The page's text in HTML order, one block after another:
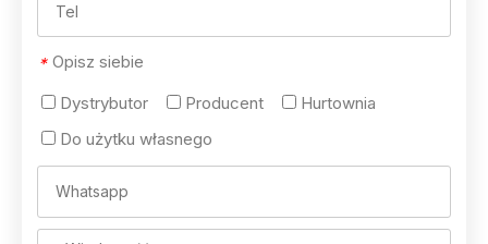
* Opisz siebie
Dystrybutor
Producent
Hurtownia
Do użytku własnego